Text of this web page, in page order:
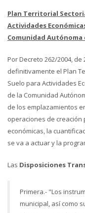
Plan Territorial
Actividades
Comunidad Autónoma
Por Decreto 262/2004,
definitivamente el Plan
Suelo para Actividades
de la Comunidad
de los emplazamientos
operaciones de
económicas, la
se va a actuar y la
Las Disposiciones
Primera.- "Los
municipal, así como